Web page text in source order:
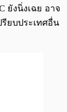
ยังนิ่งเฉย อาจ
ยบประเทศอื่น